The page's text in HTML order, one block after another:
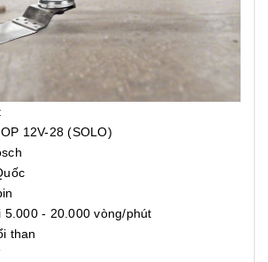
12V-28 (SOLO)
5.000 - 20.000 vòng/phút
than